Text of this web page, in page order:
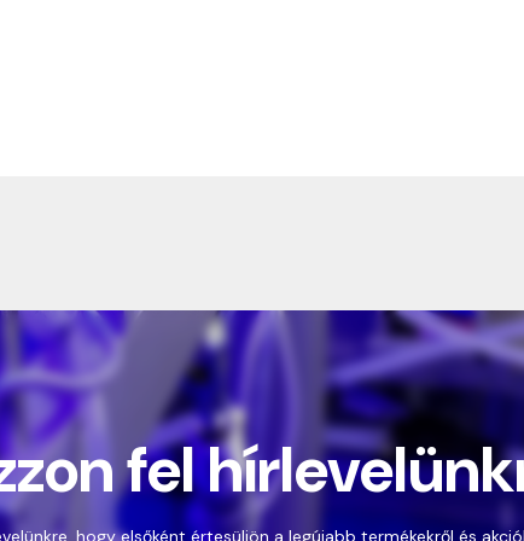
fel
hogy elsőként értesüljön a legújabb termékekről és